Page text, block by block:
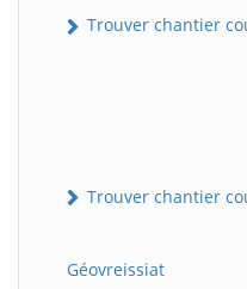
Trouver chantier
Trouver chantier
Géovreissiat